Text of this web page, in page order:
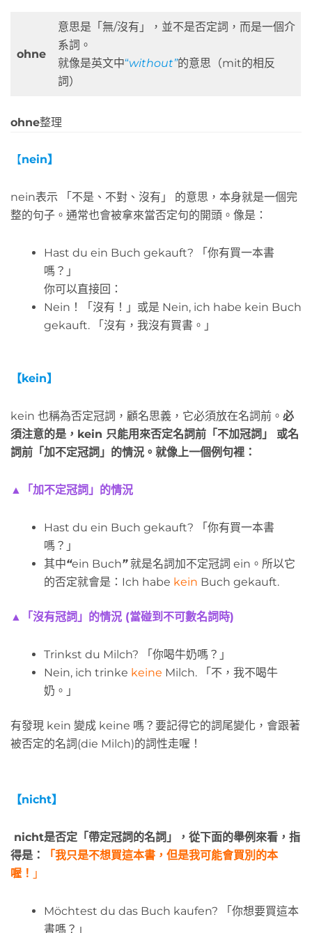
ohne
意思是「無/沒有」，並不是否定詞，而是一個介
系詞。
就像是英文中“without”的意思（mit的相反
詞）
ohne整理
【nein】
nein表示 「不是、不對、沒有」 的意思，本身就是一個完
整的句子。通常也會被拿來當否定句的開頭。像是：
Hast du ein Buch gekauft? 「你有買一本書
嗎？」
你可以直接回：
Nein！「沒有！」或是 Nein, ich habe kein Buch
gekauft. 「沒有，我沒有買書。」
【kein】
kein 也稱為否定冠詞，顧名思義，它必須放在名詞前。 必
須注意的是，kein 只能用來否定名詞前「不加冠詞」 或名
詞前「加不定冠詞」的情況。就像上一個例句裡：
▲ 「加不定冠詞」的情況
Hast du ein Buch gekauft? 「你有買一本書
嗎？」
其中“ein Buch”就是名詞加不定冠詞 ein。所以它
的否定就會是：Ich habe kein Buch gekauft.
▲「沒有冠詞」的情況 (當碰到不可數名詞時)
Trinkst du Milch? 「你喝牛奶嗎？」
Nein, ich trinke keine Milch. 「不，我不喝牛
奶。」
有發現 kein 變成 keine 嗎？要記得它的詞尾變化，會跟著
被否定的名詞(die Milch)的詞性走喔！
【nicht】
nicht是否定「帶定冠詞的名詞」，從下面的舉例來看，指
得是：
「我只是不想買這本書，但是我可能會買別的本
喔！ 」
Möchtest du das Buch kaufen? 「你想要買這本
書嗎？」